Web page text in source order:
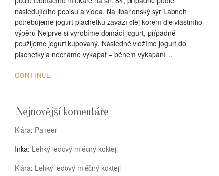
následujícího popisu a videa. Na libanonský sýr Labneh
potřebujeme jogurt plachetku závaží olej koření dle vlastního
výběru Nejprve si vyrobíme domácí jogurt, případně
použijeme jogurt kupovaný. Následně vložíme jogurt do
plachetky a necháme vykapat – během vykapání…
CONTINUE
Nejnovější komentáře
Klára: Paneer
Inka: Lehký ledový mléčný koktejl
Klára: Lehký ledový mléčný koktejl